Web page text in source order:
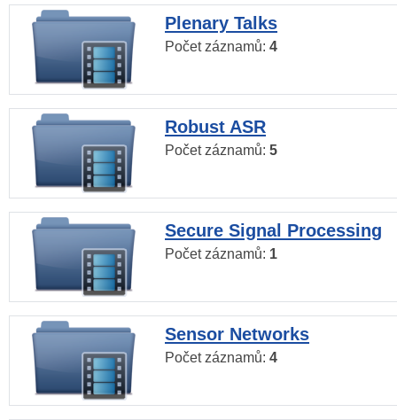
Plenary Talks
Počet záznamů: 4
Robust ASR
Počet záznamů: 5
Secure Signal Processing
Počet záznamů: 1
Sensor Networks
Počet záznamů: 4